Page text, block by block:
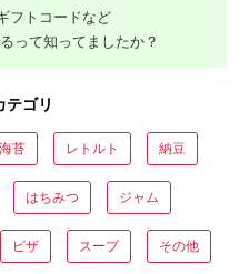
フトコードなど
って知ってましたか？
テゴリ
海苔 レトルト 納豆
はちみつ ジャム
ピザ スープ その他